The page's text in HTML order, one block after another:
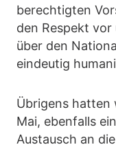
berechtigten
den Respekt vor
über den
eindeutig
Übrigens hatten
Mai, ebenfalls
Austausch an